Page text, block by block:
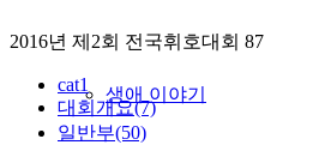
생애 이야기
2016년 제2회 전국휘호대회 87
cat1
대회개요(7)
일반부(50)